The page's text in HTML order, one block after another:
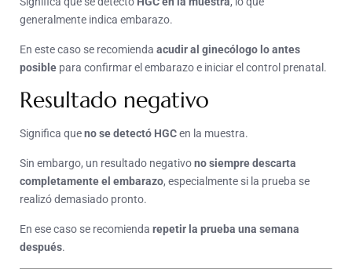
generalmente indica embarazo.
En este caso se recomienda acudir al ginecólogo lo antes
posible para confirmar el embarazo e iniciar el control prenatal.
Resultado negativo
Significa queno se detectó HGCen la muestra.
Sin embargo, un resultado negativono siempre descarta
completamente el embarazo, especialmente si la prueba se
realizó demasiado pronto.
En ese caso se recomienda repetir la prueba una semana
después.